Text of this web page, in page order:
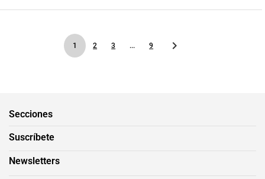
1 2 3 ... 9
Secciones
Suscríbete
Newsletters